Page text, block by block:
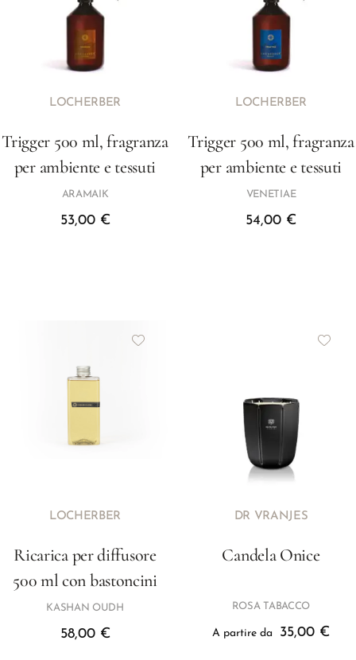
LOCHERBER
Trigger 500 ml, fragranza
per ambiente e tessuti
ARAMAIK
53,00 €
LOCHERBER
Trigger 500 ml, fragranza
per ambiente e tessuti
VENETIAE
54,00 €
LOCHERBER
Ricarica per diffusore
500 ml con bastoncini
KASHAN OUDH
58,00 €
DR VRANJES
Candela Onice
ROSA TABACCO
A partire da 35,00 €